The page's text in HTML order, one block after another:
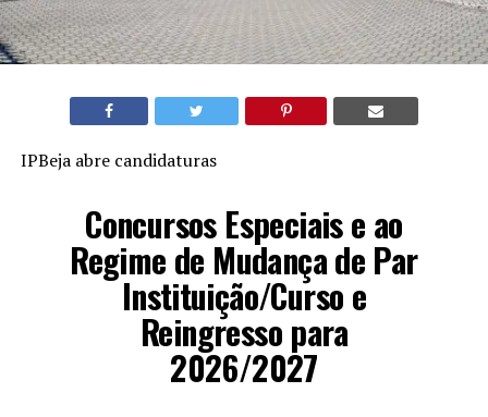
IPBeja abre candidaturas
Concursos Especiais e ao
Regime de Mudança de Par
Instituição/Curso e
Reingresso para
2026/2027